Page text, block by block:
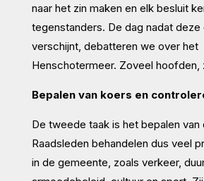
naar het zin maken en elk besluit
tegenstanders. De dag nadat deze
verschijnt, debatteren we over het
Henschotermeer. Zoveel hoofden,
Bepalen van koers en
De tweede taak is het bepalen van
Raadsleden behandelen dus veel
in de gemeente, zoals verkeer,